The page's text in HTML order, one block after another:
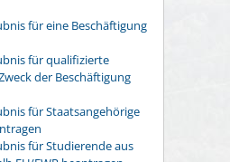
für eine Beschäftigung
für qualifizierte
der Beschäftigung
für Staatsangehörige
für Studierende aus